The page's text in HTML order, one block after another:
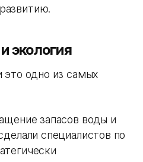
экология
это одно из самых
запасов воды и
специалистов по